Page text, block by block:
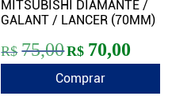
MITSUBISHI DIAMANTE /
GALANT / LANCER (70MM)
R$ 75,00 O preço original era:
R$ 70,00
Comprar